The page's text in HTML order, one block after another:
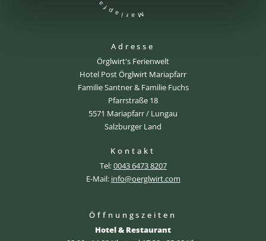
Adresse
Örglwirt's Ferienwelt
Hotel Post Örglwirt Mariapfarr
Familie Santner & Familie Fuchs
Pfarrstraße 18
5571 Mariapfarr / Lungau
Salzburger Land
Kontakt
Tel:0043 6473 8207
E-Mail: info@oerglwirt.com
Öffnungszeiten
Hotel & Restaurant